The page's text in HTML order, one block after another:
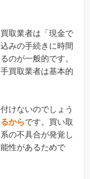
取業者は「現金で
みの手続きに時間
のが一般的です。
買取業者は基本的
けないのでしょう
からです。買い取
の不具合が発覚し
性があるためで